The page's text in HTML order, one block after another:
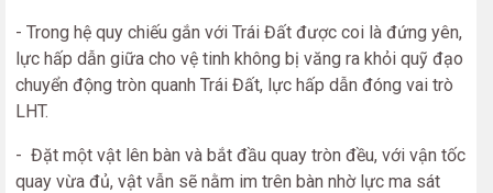
- Trong hệ quy chiếu gắn với Trái Đất được coi là đứng yên,
lực hấp dẫn giữa cho vệ tinh không bị văng ra khỏi quỹ đạo
chuyển động tròn quanh Trái Đất, lực hấp dẫn đóng vai trò
LHT.
- Đặt một vật lên bàn và bắt đầu quay tròn đều, với vận tốc
quay vừa đủ, vật vẫn sẽ nằm im trên bàn nhờ lực ma sát